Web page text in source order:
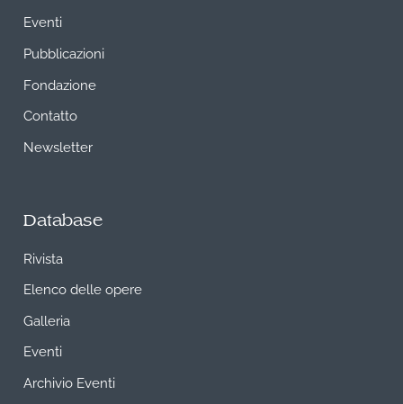
Eventi
Pubblicazioni
Fondazione
Contatto
Newsletter
Database
Rivista
Elenco delle opere
Galleria
Eventi
Archivio Eventi